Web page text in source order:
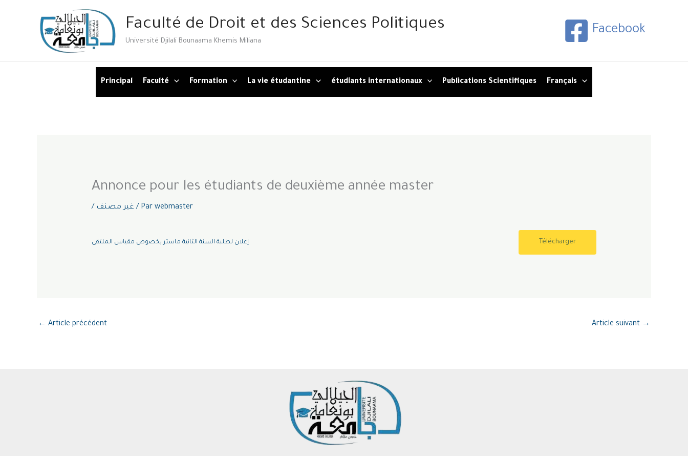
Faculté de Droit et des Sciences Politiques
Université Djilali Bounaama Khemis Miliana
Facebook
Principal Faculté Formation La vie étudantine étudiants internationaux Publications Scientifiques Français
Annonce pour les étudiants de deuxième année master
/ غير مصنف / Par webmaster
إعلان لطلبة السنة الثانية ماستر بخصوص مقياس الملتقى Télécharger
← Article précédent Article suivant →